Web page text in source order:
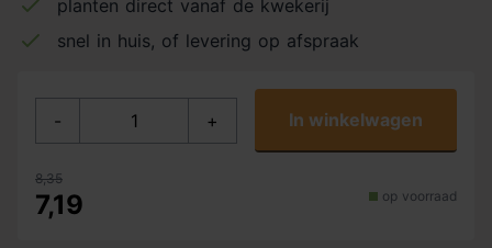
planten direct vanaf de kwekerij
snel in huis, of levering op afspraak
- + In winkelwagen
8,35
7,19 op voorraad